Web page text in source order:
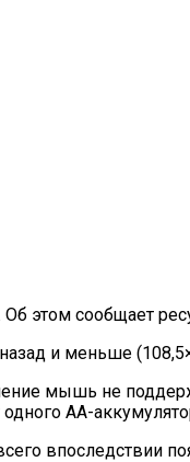
этом сообщает
и меньше
мышь не
AA-
впоследствии